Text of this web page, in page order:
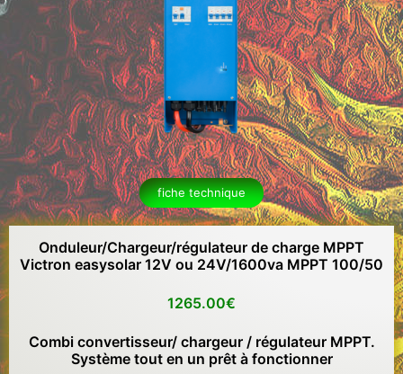
fiche technique
Onduleur/Chargeur/régulateur de charge MPPT
Victron easysolar 12V ou 24V/1600va MPPT 100/50
1265.00€
Combi convertisseur/ chargeur / régulateur MPPT.
Système tout en un prêt à fonctionner